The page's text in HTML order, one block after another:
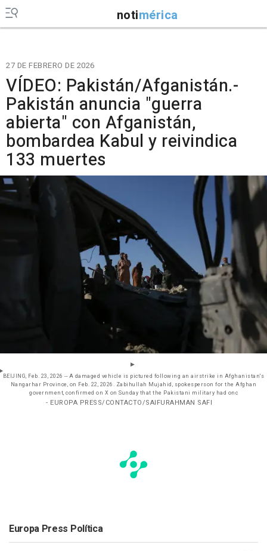
notimérica
27 DE FEBRERO DE 2026
VÍDEO: Pakistán/Afganistán.-
Pakistán anuncia "guerra
abierta" con Afganistán,
bombardea Kabul y reivindica
133 muertes
BEIJING, Feb. 23, 2026 -- A damaged vehicle is pictured following an airstrike in Afghanistan's
Nangarhar Province, on Feb. 22, 2026. Zabihullah Mujahid, spokesperson for the Afghan
government, confirmed on X on Sunday that the Pakistani military had onc
- EUROPA PRESS/CONTACTO/SAIFURAHMAN SAFI
Europa Press Política